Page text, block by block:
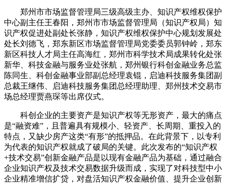
郑州市市场监督管理局三级高级主办、知识产权维权保护
中心副主任王春阳，郑州市市场监督管理局（知识产权局）知
识产权促进处副处长张静，知识产权维权保护中心规划发展处
处长刘德飞，郑东新区市场监督管理局党委委员郭钟岭，郑东
新区科技人才局主任高海红，郑州市科学技术局成果转化处张
新华、科技金融与服务业处张航，郑州银行科创金融业务总监
陈同生、科创金融事业部副总经理袁锟，启迪科技服务集团副
总裁王继伟、启迪科技服务集团总经理助理、郑州技术交易市
场总经理贾燕琛等出席仪式。
科创企业的主要资产是知识产权等无形资产，最大的痛点
是“融资难”，且普遍具有规模小、轻资产、长周期、重投入的
特点，又缺少房产这类“有形”的抵押品。在此背景下，以专利
为代表的知识产权就成了破局的关键。此次发布的“知识产权
+技术交易”创新金融产品是以现有金融产品为基础，通过融合
企业知识产权及技术交易数据升级而成，实现了对科技型中小
企业精准增信扩贷，对盘活知识产权金融价值、提升企业创新